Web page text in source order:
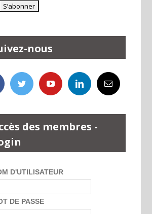
nous
des membres -
D'UTILISATEUR
DE PASSE